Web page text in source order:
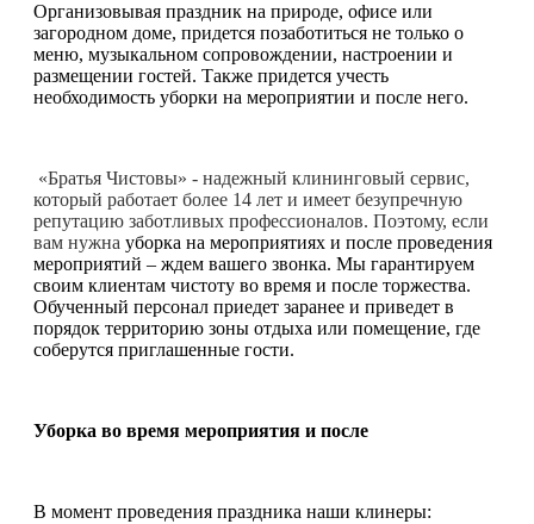
Организовывая праздник на природе, офисе или
загородном доме, придется позаботиться не только о
меню, музыкальном сопровождении, настроении и
размещении гостей. Также придется учесть
необходимость уборки на мероприятии и после него.
«Братья Чистовы» - надежный клининговый сервис,
который работает более 14 лет и имеет безупречную
репутацию заботливых профессионалов. Поэтому, если
вам нужна уборка на мероприятиях и после проведения
мероприятий – ждем вашего звонка. Мы гарантируем
своим клиентам чистоту во время и после торжества.
Обученный персонал приедет заранее и приведет в
порядок территорию зоны отдыха или помещение, где
соберутся приглашенные гости.
Уборка во время мероприятия и после
В момент проведения праздника наши клинеры: